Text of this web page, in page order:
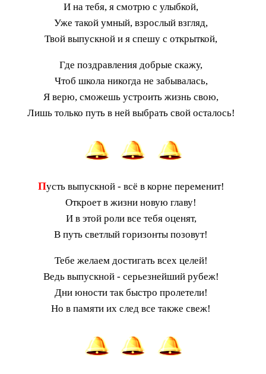
И на тебя, я смотрю с улыбкой,
Уже такой умный, взрослый взгляд,
Твой выпускной и я спешу с открыткой,
Где поздравления добрые скажу,
Чтоб школа никогда не забывалась,
Я верю, сможешь устроить жизнь свою,
Лишь только путь в ней выбрать свой осталось!
Пусть выпускной - всё в корне переменит!
Откроет в жизни новую главу!
И в этой роли все тебя оценят,
В путь светлый горизонты позовут!
Тебе желаем достигать всех целей!
Ведь выпускной - серьезнейший рубеж!
Дни юности так быстро пролетели!
Но в памяти их след все также свеж!